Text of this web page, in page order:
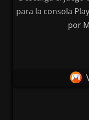
para la consola
por